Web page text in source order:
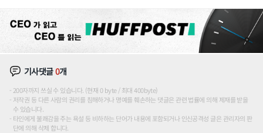
기사댓글0개
200자까지 쓰실 수 있습니다. (현재 0 byte / 최대 400byte)
저작권 등 다른 사람의 권리를 침해하거나 명예를 훼손하는 댓글은 관련 법률에 의해 제재를 받을
수 있습니다.
타인에게 불쾌감을 주는 욕설 등 비하하는 단어가 내용에 포함되거나 인신공격성 글은 관리자의 판
단에 의해 삭제 합니다.